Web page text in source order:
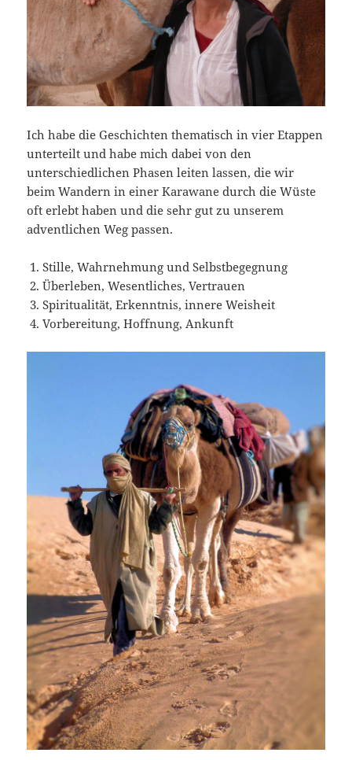
Ich habe die Geschichten thematisch in vier Etappen
unterteilt und habe mich dabei von den
unterschiedlichen Phasen leiten lassen, die wir
beim Wandern in einer Karawane durch die Wüste
oft erlebt haben und die sehr gut zu unserem
adventlichen Weg passen.
Stille, Wahrnehmung und Selbstbegegnung
Überleben, Wesentliches, Vertrauen
Spiritualität, Erkenntnis, innere Weisheit
Vorbereitung, Hoffnung, Ankunft